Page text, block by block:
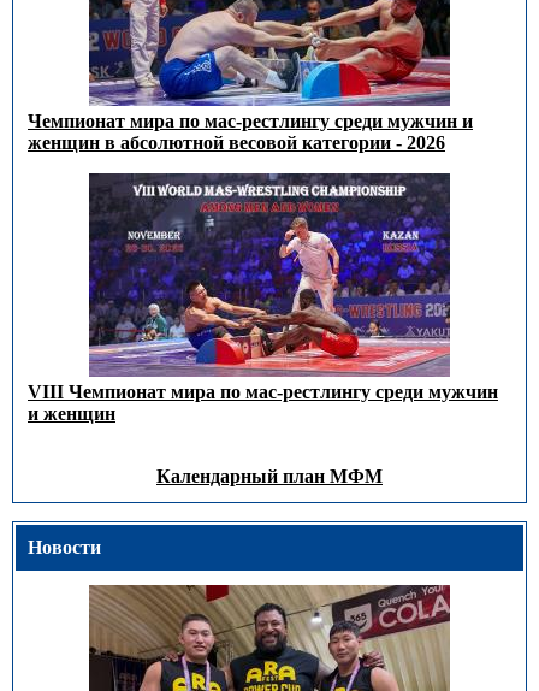
Чемпионат мира по мас-рестлингу среди мужчин и
женщин в абсолютной весовой категории - 2026
VIII Чемпионат мира по мас-рестлингу среди мужчин
и женщин
Календарный план МФМ
Новости